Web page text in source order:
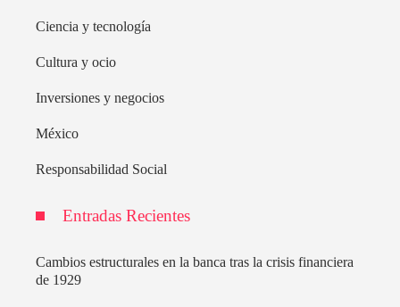
Ciencia y tecnología
Cultura y ocio
Inversiones y negocios
México
Responsabilidad Social
Entradas Recientes
Cambios estructurales en la banca tras la crisis financiera
de 1929